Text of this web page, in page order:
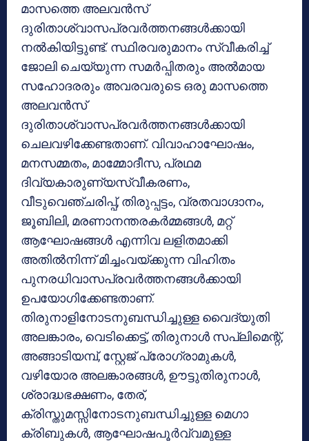
മാസത്തെ അലവന്‍സ്
ദുരിതാശ്വാസപ്രവര്‍ത്തനങ്ങള്‍ക്കായി
നല്‍കിയിട്ടുണ്ട്. സ്ഥിരവരുമാനം സ്വീകരിച്ച്
ജോലി ചെയ്യുന്ന സമര്‍പ്പിതരും അല്‍മായ
സഹോദരരും അവരവരുടെ ഒരു മാസത്തെ
അലവന്‍സ്
ദുരിതാശ്വാസപ്രവര്‍ത്തനങ്ങള്‍ക്കായി
ചെലവഴിക്കേണ്ടതാണ്. വിവാഹാഘോഷം,
മനസമ്മതം, മാമ്മോദീസ, പ്രഥമ
ദിവ്യകാരുണ്യസ്വീകരണം,
വീടുവെഞ്ചരിപ്പ്, തിരുപ്പട്ടം, വ്രതവാഗ്ദാനം,
ജൂബിലി, മരണാനന്തരകര്‍മ്മങ്ങള്‍, മറ്റ്
ആഘോഷങ്ങള്‍ എന്നിവ ലളിതമാക്കി
അതില്‍നിന്ന് മിച്ചംവയ്ക്കുന്ന വിഹിതം
പുനരധിവാസപ്രവര്‍ത്തനങ്ങള്‍ക്കായി
ഉപയോഗിക്കേണ്ടതാണ്.
തിരുനാളിനോടനുബന്ധിച്ചുള്ള വൈദ്യുതി
അലങ്കാരം, വെടിക്കെട്ട്, തിരുനാള്‍ സപ്ലിമെന്റ്,
അങ്ങാടിയമ്പ്, സ്റ്റേജ് പ്രോഗ്രാമുകള്‍,
വഴിയോര അലങ്കാരങ്ങള്‍, ഊട്ടുതിരുനാള്‍,
ശ്രാദ്ധഭക്ഷണം, തേര്,
ക്രിസ്തുമസ്സിനോടനുബന്ധിച്ചുള്ള മെഗാ
ക്രിബുകള്‍, ആഘോഷപൂര്‍വ്വമുള്ള